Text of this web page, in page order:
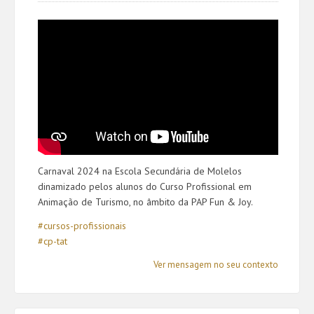
Carnaval 2024 na Escola Secundária de Molelos
dinamizado pelos alunos do Curso Profissional em
Animação de Turismo, no âmbito da PAP Fun & Joy.
#cursos-profissionais
#cp-tat
Ver mensagem no seu contexto